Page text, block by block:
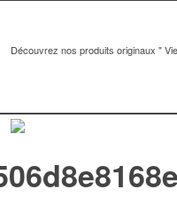
Découvrez nos produits originaux "